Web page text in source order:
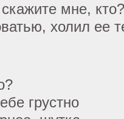
мне, кто?
холил ее
грустно